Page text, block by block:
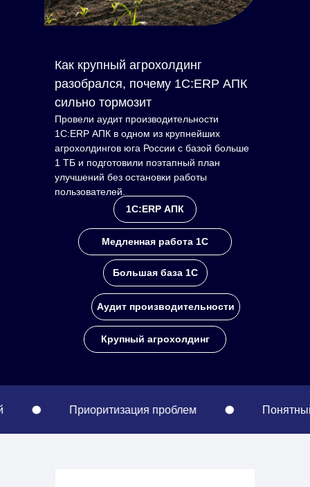
Как крупный агрохолдинг
разобрался, почему 1С:ERP АПК
сильно тормозит
Провели аудит производительности
1С:ERP АПК в одном из крупнейших
агрохолдингов юга России с базой больше
1 ТБ и подготовили поэтапный план
улучшений без остановки работы
пользователей.
Медленная работа 1С
Крупный агрохолдинг
Большая база 1С
1С:ERP АПК
Аудит производительности
Приоритизация проблем Понятный отчёт о